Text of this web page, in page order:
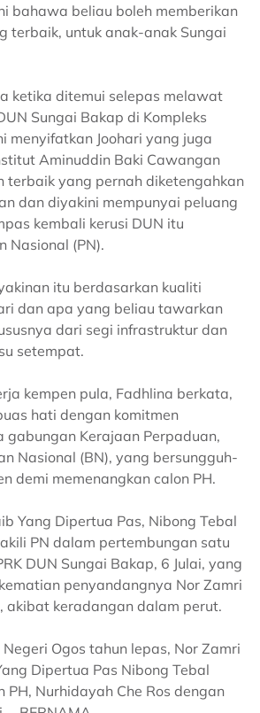
bahawa beliau boleh memberikan
terbaik, untuk anak-anak Sungai
ketika ditemui selepas melawat
Sungai Bakap di Kompleks
menyifatkan Joohari yang juga
Aminuddin Baki Cawangan
terbaik yang pernah diketengahkan
dan diyakini mempunyai peluang
kembali kerusi DUN itu
Nasional (PN).
itu berdasarkan kualiti
dan apa yang beliau tawarkan
dari segi infrastruktur dan
setempat.
kempen pula, Fadhlina berkata,
hati dengan komitmen
gabungan Kerajaan Perpaduan,
Nasional (BN), yang bersungguh-
demi memenangkan calon PH.
Yang Dipertua Pas, Nibong Tebal
PN dalam pertembungan satu
DUN Sungai Bakap, 6 Julai, yang
penyandangnya Nor Zamri
akibat keradangan dalam perut.
Ogos tahun lepas, Nor Zamri
Dipertua Pas Nibong Tebal
PH, Nurhidayah Che Ros dengan